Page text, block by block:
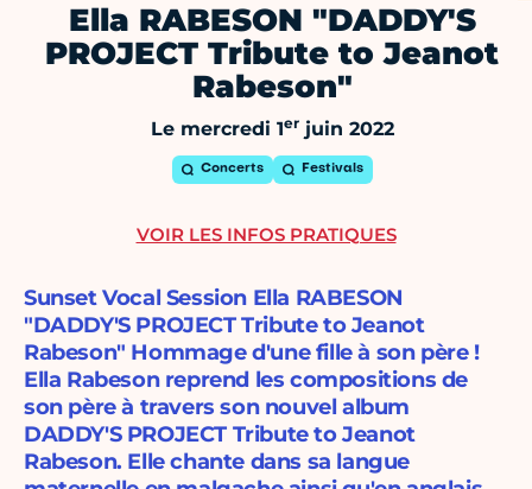
Ella RABESON "DADDY'S
PROJECT Tribute to Jeanot
Rabeson"
Le mercredi 1erjuin 2022
Concerts Festivals
Sunset Vocal Session Ella RABESON
"DADDY'S PROJECT Tribute to Jeanot
Rabeson" Hommage d'une fille à son père !
Ella Rabeson reprend les compositions de
son père à travers son nouvel album
DADDY'S PROJECT Tribute to Jeanot
Rabeson. Elle chante dans sa langue
VOIR LES INFOS PRATIQUES